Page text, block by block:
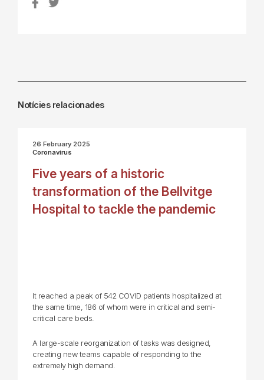
Notícies relacionades
26 February 2025
Coronavirus
Five years of a historic
transformation of the Bellvitge
Hospital to tackle the pandemic
It reached a peak of 542 COVID patients hospitalized at
the same time, 186 of whom were in critical and semi-
critical care beds.
A large-scale reorganization of tasks was designed,
creating new teams capable of responding to the
extremely high demand.